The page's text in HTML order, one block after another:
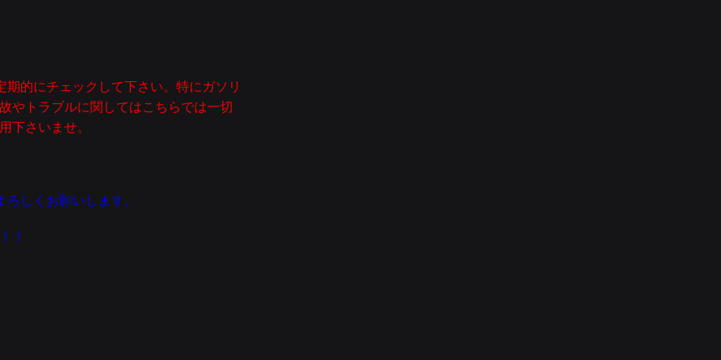
的にチェックして下さい。特にガソリ
やトラブルに関してはこちらでは一切
下さいませ。
しくお願いします。
！